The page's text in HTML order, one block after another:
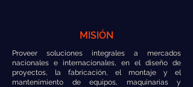
MISIÓN
Proveer soluciones integrales a mercados
nacionales e internacionales, en el diseño de
proyectos, la fabricación, el montaje y el
mantenimiento de equipos, maquinarias y